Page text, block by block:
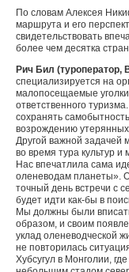
По словам Алексея
маршрута и его
свидетельствовать
более чем десятка
Рич Бил (туроператор,
специализируется на
малопосещаемые
ответственного
сохранять
возрождению
Другой важной задачей
во время тура культур
Нас впечатлила сама
оленеводам планеты».
точный день встречи с
будет идти как-бы в
Мы должны были
образом, и своим
уклад оленеводческой
не повторилась
Хубсугул в Монголии,